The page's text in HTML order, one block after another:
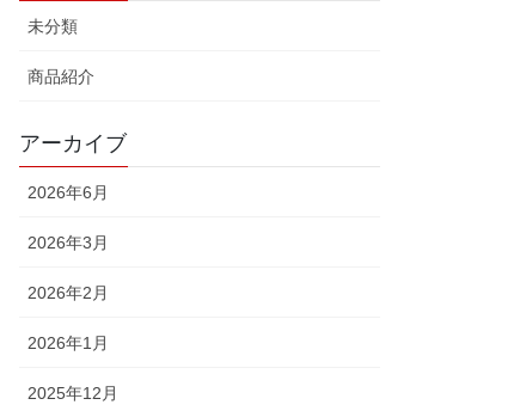
未分類
商品紹介
アーカイブ
2026年6月
2026年3月
2026年2月
2026年1月
2025年12月